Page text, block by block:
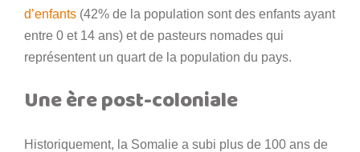
d’enfants (42% de la population sont des enfants ayant
entre 0 et 14 ans) et de pasteurs nomades qui
représentent un quart de la population du pays.
Une ère post-coloniale
Historiquement, la Somalie a subi plus de 100 ans de